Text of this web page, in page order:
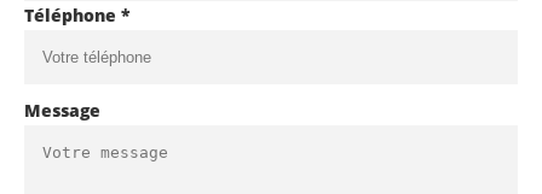
Téléphone *
Message